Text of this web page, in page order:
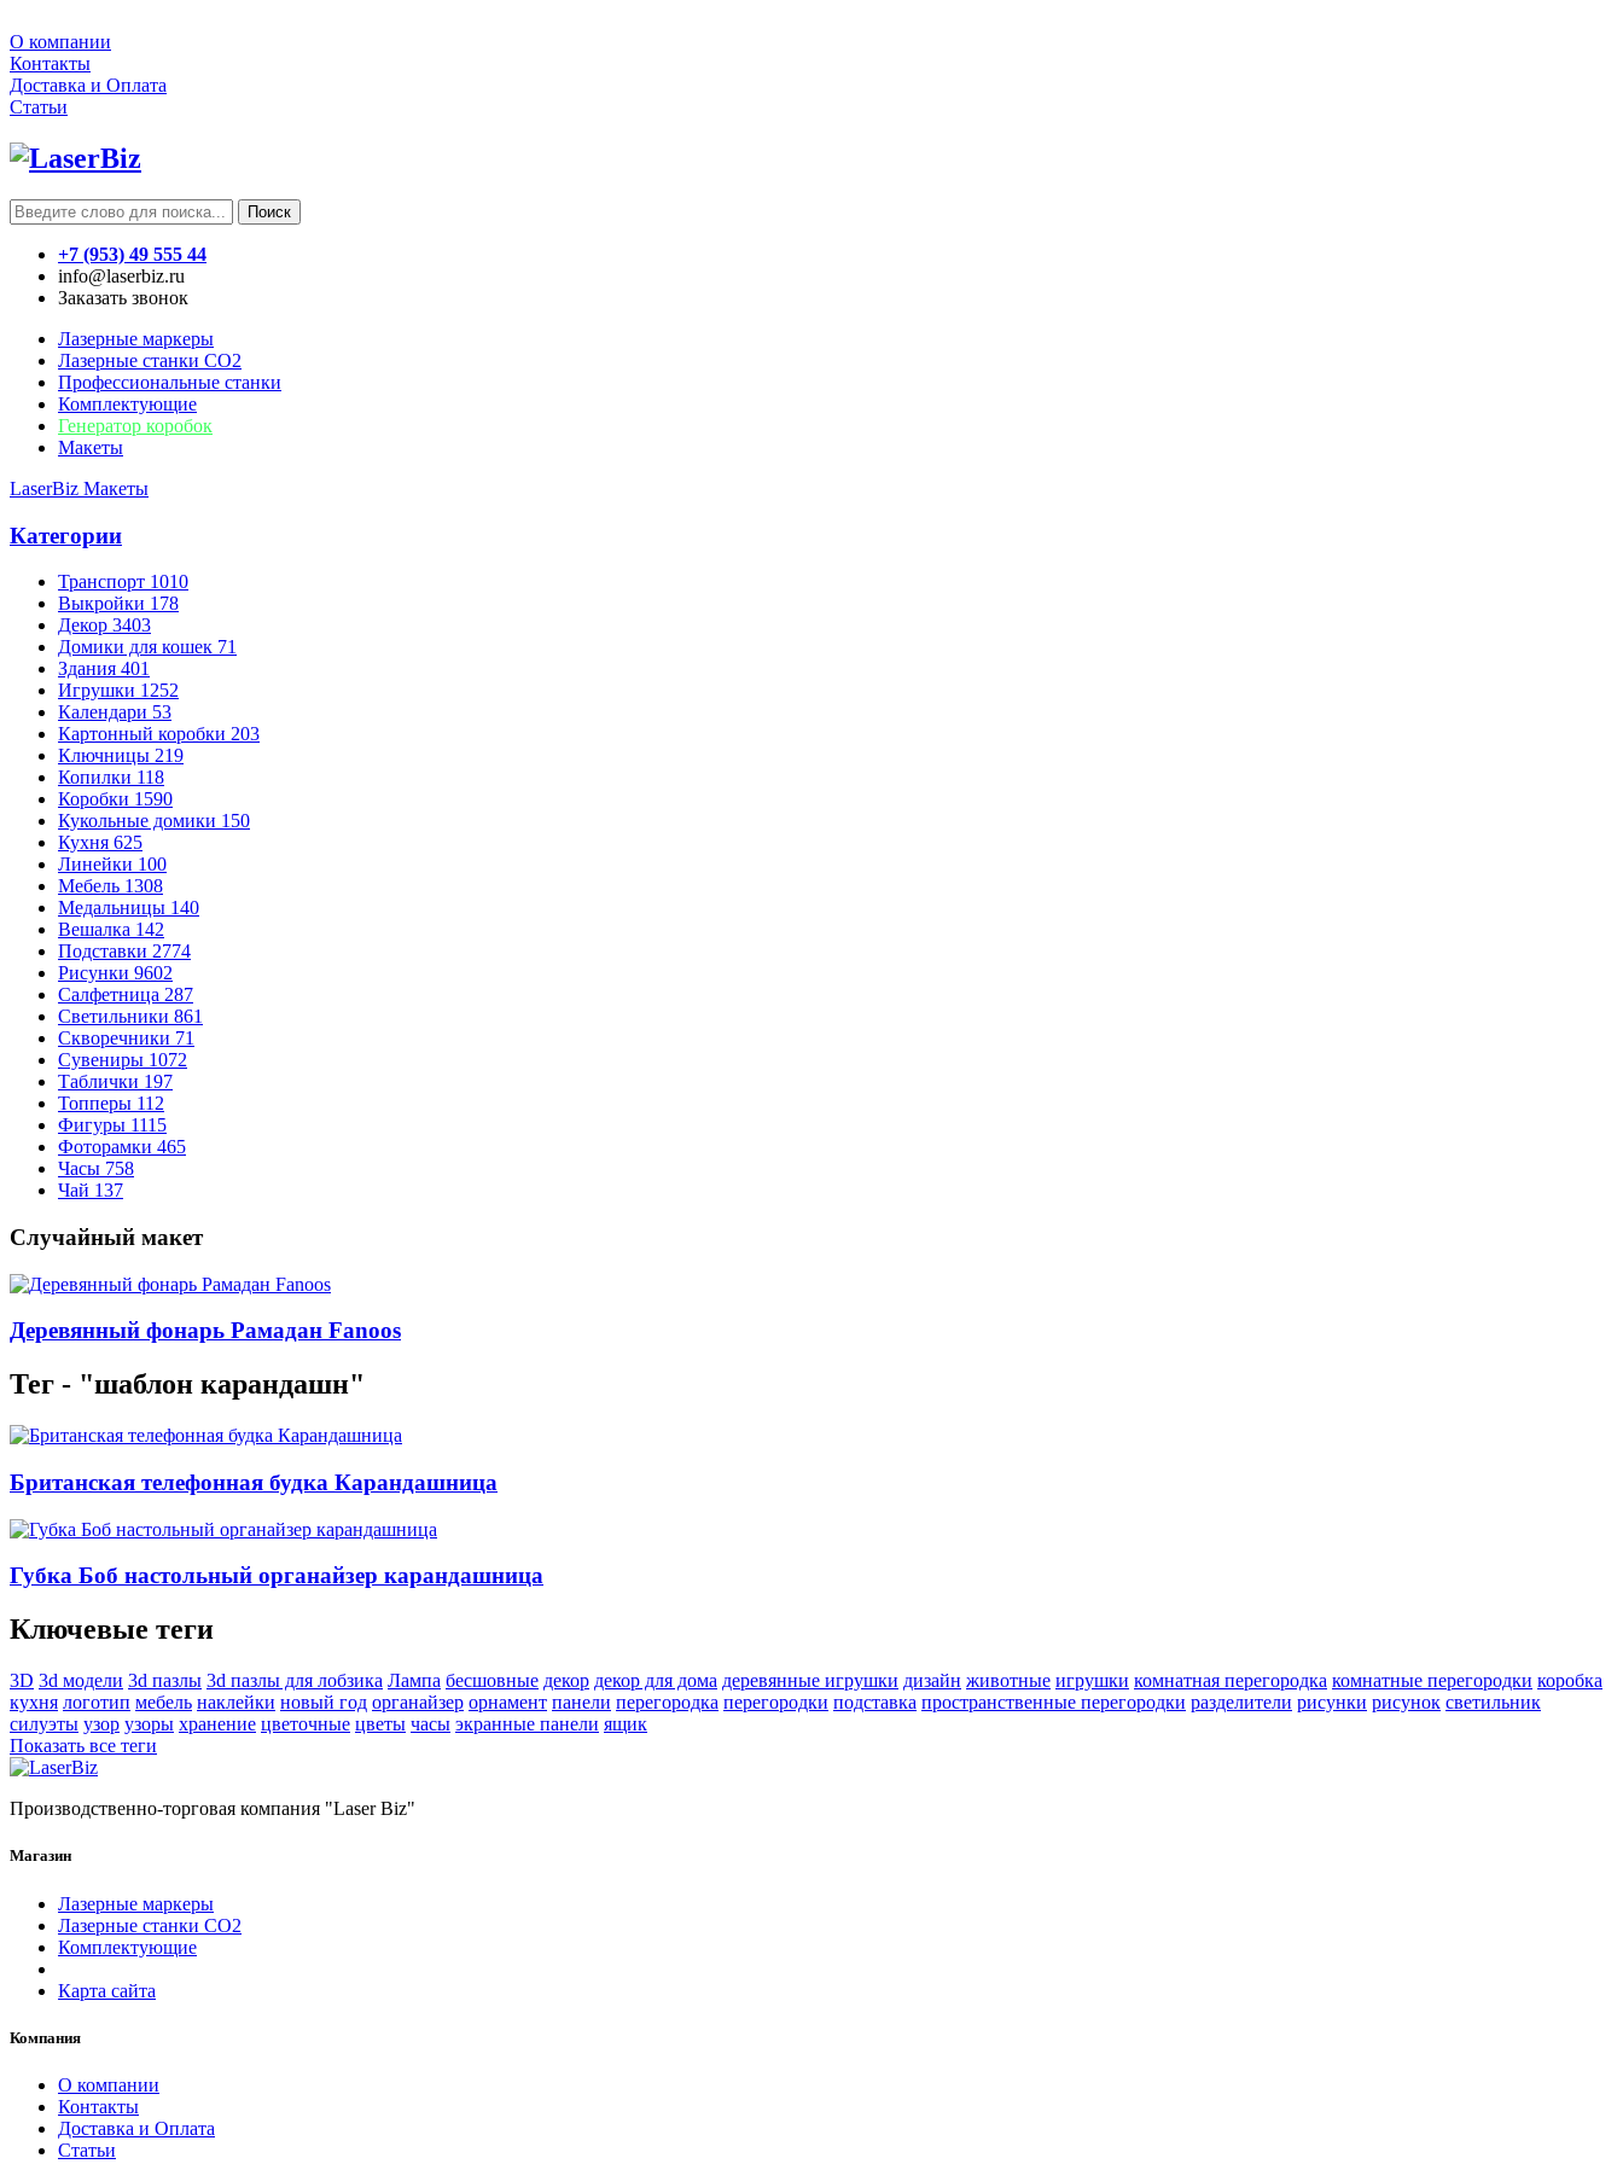
О компании
Контакты
Доставка и Оплата
Статьи
Поиск
+7 (953) 49 555 44
info@laserbiz.ru
Заказать звонок
Лазерные маркеры
Лазерные станки CO2
Профессиональные станки
Комплектующие
Генератор коробок
Макеты
LaserBiz Макеты
Категории
Транспорт 1010
Выкройки 178
Декор 3403
Домики для кошек 71
Здания 401
Игрушки 1252
Календари 53
Картонный коробки 203
Ключницы 219
Копилки 118
Коробки 1590
Кукольные домики 150
Кухня 625
Линейки 100
Мебель 1308
Медальницы 140
Вешалка 142
Подставки 2774
Рисунки 9602
Салфетница 287
Светильники 861
Скворечники 71
Сувениры 1072
Таблички 197
Топперы 112
Фигуры 1115
Фоторамки 465
Часы 758
Чай 137
Случайный макет
Деревянный фонарь Рамадан Fanoos
Тег - "шаблон карандашн"
Британская телефонная будка Карандашница
Губка Боб настольный органайзер карандашница
Ключевые теги
3D 3d модели 3d пазлы 3d пазлы для лобзика Лампа бесшовные декор декор для дома деревянные игрушки дизайн животные игрушки комнатная перегородка комнатные перегородки коробка
кухня логотип мебель наклейки новый год органайзер орнамент панели перегородка перегородки подставка пространственные перегородки разделители рисунки рисунок светильник
силуэты узор узоры хранение цветочные цветы часы экранные панели ящик
Показать все теги
Производственно-торговая компания "Laser Biz"
Магазин
Лазерные маркеры
Лазерные станки СО2
Комплектующие
Карта сайта
Компания
О компании
Контакты
Доставка и Оплата
Статьи